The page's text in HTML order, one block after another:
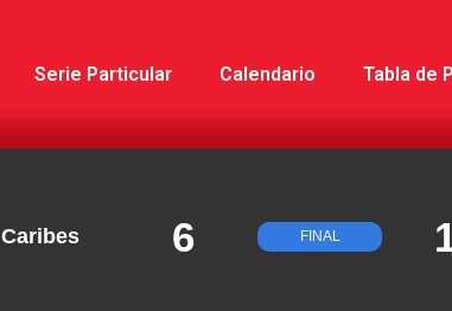
Serie Particular Calendario Tabla de
Caribes 6 FINAL